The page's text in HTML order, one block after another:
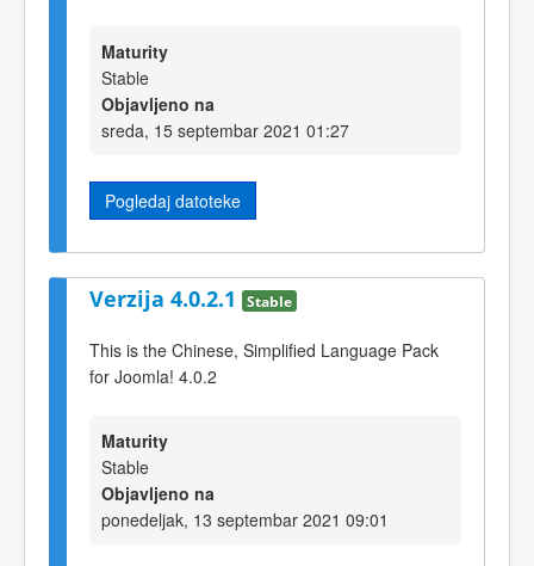
Maturity
Stable
Objavljeno na
sreda, 15 septembar 2021 01:27
Pogledaj datoteke
Verzija 4.0.2.1 Stable
This is the Chinese, Simplified Language Pack
for Joomla! 4.0.2
Maturity
Stable
Objavljeno na
ponedeljak, 13 septembar 2021 09:01